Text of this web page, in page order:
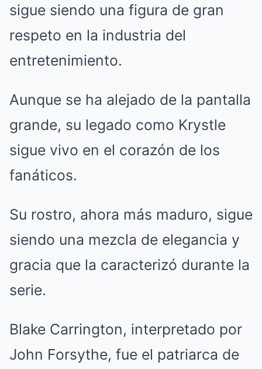
sigue siendo una figura de gran
respeto en la industria del
entretenimiento.
Aunque se ha alejado de la pantalla
grande, su legado como Krystle
sigue vivo en el corazón de los
fanáticos.
Su rostro, ahora más maduro, sigue
siendo una mezcla de elegancia y
gracia que la caracterizó durante la
serie.
Blake Carrington, interpretado por
John Forsythe, fue el patriarca de